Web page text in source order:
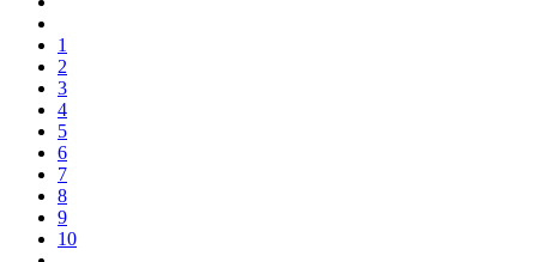
1
2
3
4
5
6
7
8
9
10